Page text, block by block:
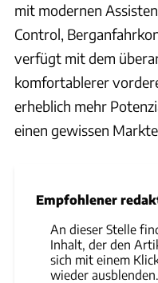
mit modernen
Control,
verfügt mit dem
komfortablerer
erheblich mehr
einen gewissen
Empfohlener
An dieser Stelle
Inhalt, der den
sich mit einem
wieder ausblenden.